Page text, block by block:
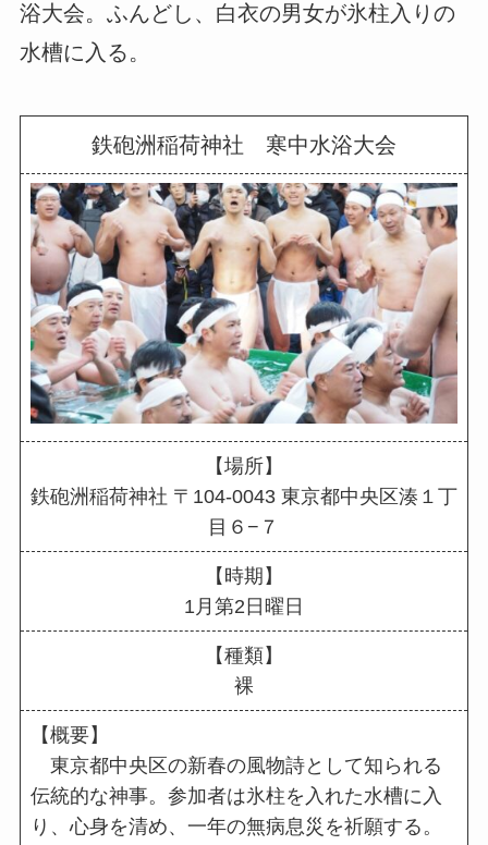
浴大会。 ふんどし、白衣の男女が氷柱入りの
水槽に入る。
鉄砲洲稲荷神社 寒中水浴大会
【場所】
鉄砲洲稲荷神社 〒104-0043 東京都中央区湊１丁
目６−７
【時期】
1月第2日曜日
【種類】
裸
【概要】
東京都中央区の新春の風物詩として知られる
伝統的な神事。参加者は氷柱を入れた水槽に入
り、心身を清め、一年の無病息災を祈願する。